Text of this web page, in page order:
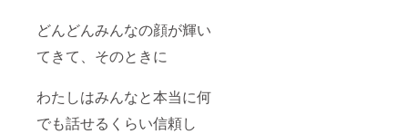
どんどんみんなの顔が輝い
てきて、そのときに
わたしはみんなと本当に何
でも話せるくらい信頼し